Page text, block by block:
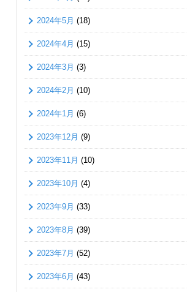
2024年5月 (18)
2024年4月 (15)
2024年3月 (3)
2024年2月 (10)
2024年1月 (6)
2023年12月 (9)
2023年11月 (10)
2023年10月 (4)
2023年9月 (33)
2023年8月 (39)
2023年7月 (52)
2023年6月 (43)